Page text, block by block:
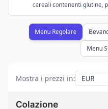
cereali contenenti glutine,
Menu Regolare
Menu
Mostra i prezzi in:
Colazione